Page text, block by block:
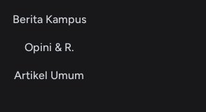
Berita Kampus
Opini & R.
Artikel Umum